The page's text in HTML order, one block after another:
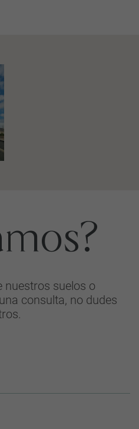
nuestros suelos o
consulta, no dudes